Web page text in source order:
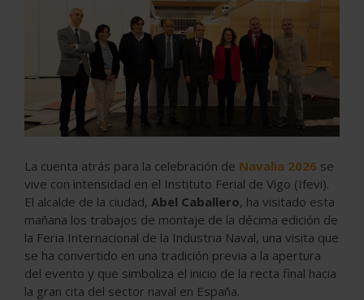
La cuenta atrás para la celebración de Navalia 2026 se
vive con intensidad en el Instituto Ferial de Vigo (Ifevi).
El alcalde de la ciudad, Abel Caballero, ha visitado esta
mañana los trabajos de montaje de la décima edición de
la Feria Internacional de la Industria Naval, una visita que
se ha convertido en una tradición previa a la apertura
del evento y que simboliza el inicio de la recta final hacia
la gran cita del sector naval en España.